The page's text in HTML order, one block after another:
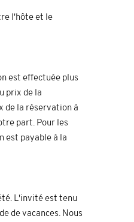
l'hôte et le
est effectuée plus
prix de la
de la réservation à
part. Pour les
est payable à la
L'invité est tenu
de vacances. Nous